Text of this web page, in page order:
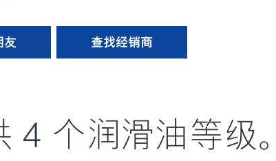
友 查找经销商
个润滑油等级。